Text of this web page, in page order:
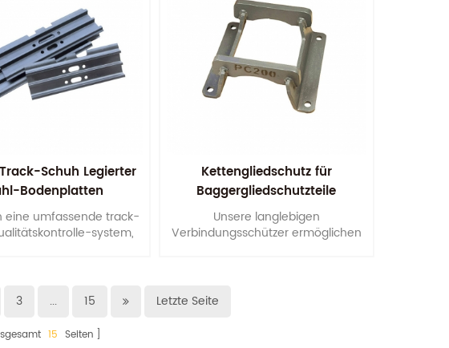
Schuh Legierter
Bodenplatten
eine umfassende track-
system,
Kettengliedschutz für
Baggergliedschutzteile
Unsere langlebigen
Verbindungsschützer ermöglichen
3 ... 15 Letzte Seite
15 Seiten